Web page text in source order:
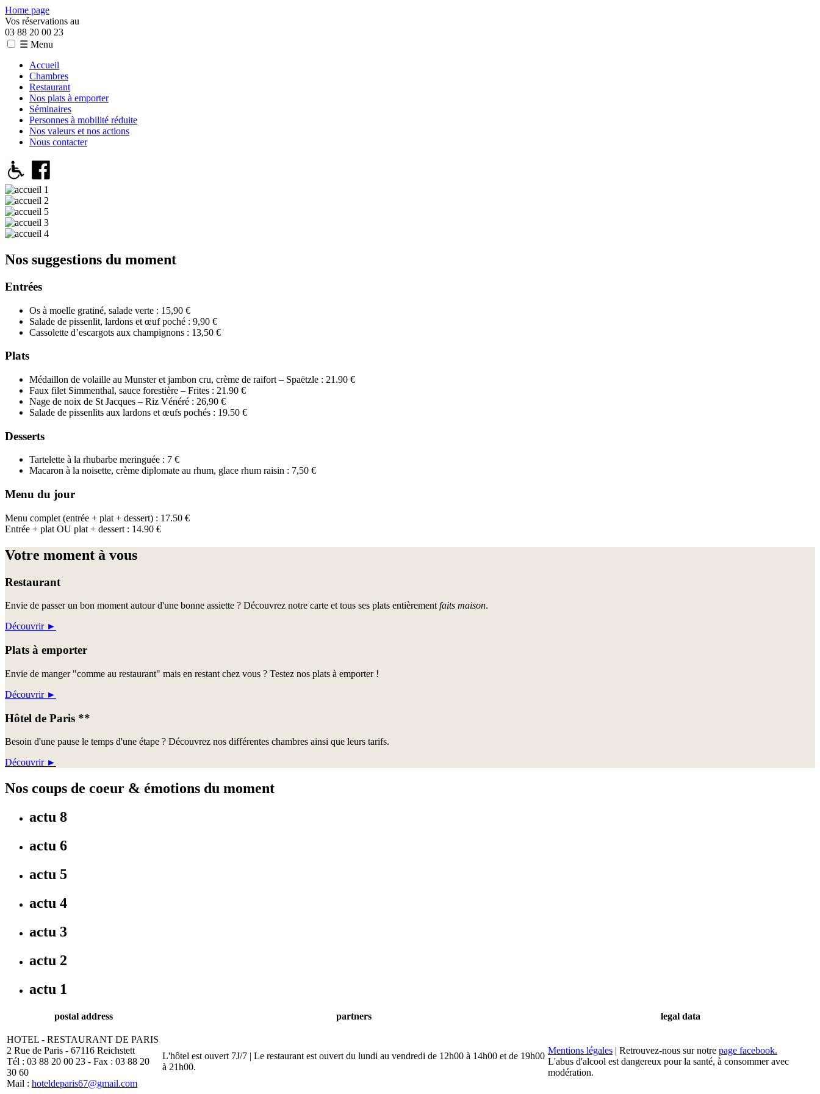
Home page
Vos réservations au
03 88 20 00 23
☰ Menu
Accueil
Chambres
Restaurant
Nos plats à emporter
Séminaires
Personnes à mobilité réduite
Nos valeurs et nos actions
Nous contacter
Nos suggestions du moment
Entrées
Os à moelle gratiné, salade verte : 15,90 €
Salade de pissenlit, lardons et œuf poché : 9,90 €
Cassolette d’escargots aux champignons : 13,50 €
Plats
Médaillon de volaille au Munster et jambon cru, crème de raifort – Spaëtzle : 21.90 €
Faux filet Simmenthal, sauce forestière – Frites : 21.90 €
Nage de noix de St Jacques – Riz Vénéré : 26,90 €
Salade de pissenlits aux lardons et œufs pochés : 19.50 €
Desserts
Tartelette à la rhubarbe meringuée : 7 €
Macaron à la noisette, crème diplomate au rhum, glace rhum raisin : 7,50 €
Menu du jour
Menu complet (entrée + plat + dessert) : 17.50 €
Entrée + plat OU plat + dessert : 14.90 €
Votre moment à vous
Restaurant
Envie de passer un bon moment autour d'une bonne assiette ? Découvrez notre carte et tous ses plats entièrement faits maison.
Découvrir►
Plats à emporter
Envie de manger "comme au restaurant" mais en restant chez vous ? Testez nos plats à emporter !
Découvrir►
Hôtel de Paris **
Besoin d'une pause le temps d'une étape ? Découvrez nos différentes chambres ainsi que leurs tarifs.
Découvrir►
Nos coups de coeur & émotions du moment
actu 8
actu 6
actu 5
actu 4
actu 3
actu 2
actu 1
postal address partners legal data
HOTEL - RESTAURANT DE PARIS
2 Rue de Paris - 67116 Reichstett
Tél : 03 88 20 00 23 - Fax : 03 88 20
30 60
Mail : hoteldeparis67@gmail.com
L'hôtel est ouvert 7J/7 | Le restaurant est ouvert du lundi au vendredi de 12h00 à 14h00 et de 19h00
à 21h00.
Mentions légales | Retrouvez-nous sur notre page facebook.
L'abus d'alcool est dangereux pour la santé, à consommer avec
modération.